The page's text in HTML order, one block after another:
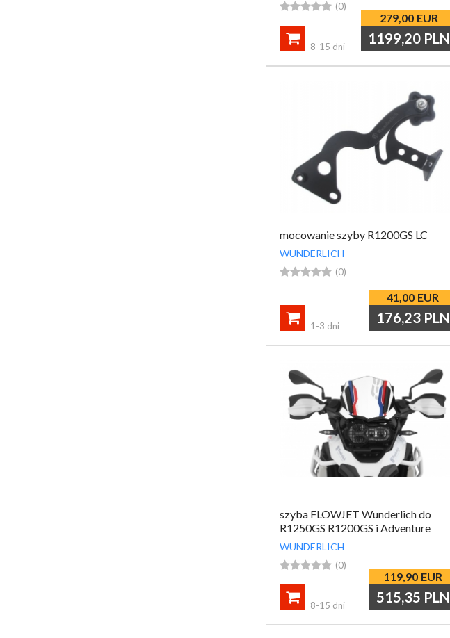
 (0)
279,00 EUR
1199,20 PLN

8-15 dni
mocowanie szyby R1200GS LC
WUNDERLICH
 (0)
41,00 EUR
176,23 PLN

1-3 dni
szyba FLOWJET Wunderlich do
R1250GS R1200GS i Adventure
WUNDERLICH
 (0)
119,90 EUR
515,35 PLN

8-15 dni